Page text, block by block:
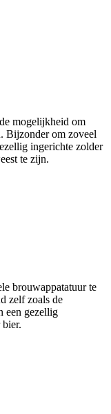
mogelijkheid om
Bijzonder om zoveel
ingerichte zolder
te zijn.
brouwappatatuur te
zelf zoals de
een gezellig